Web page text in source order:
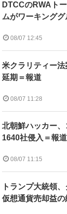
DTCCのRWAト
ムがワーキング
08/07 12:45
米クラリティー
延期＝報道
08/07 11:28
北朝鮮ハッカー
1640社侵入＝報道
08/07 11:15
トランプ大統領
仮想通貨売却益の